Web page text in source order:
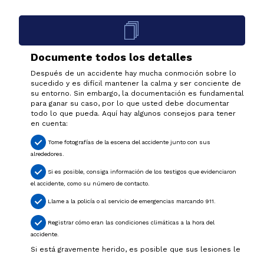
Documente todos los detalles
Después de un accidente hay mucha conmoción sobre lo
sucedido y es difícil mantener la calma y ser conciente de
su entorno. Sin embargo, la documentación es fundamental
para ganar su caso, por lo que usted debe documentar
todo lo que pueda. Aquí hay algunos consejos para tener
en cuenta:
Tome fotografías de la escena del accidente junto con sus
alrededores.
Si es posible, consiga información de los testigos que evidenciaron
el accidente, como su número de contacto.
Llame a la policía o al servicio de emergencias marcando 911.
Registrar cómo eran las condiciones climáticas a la hora del
accidente.
Si está gravemente herido, es posible que sus lesiones le